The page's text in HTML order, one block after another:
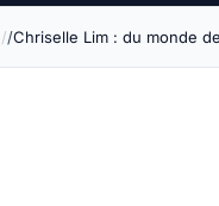
Chriselle Lim : du monde